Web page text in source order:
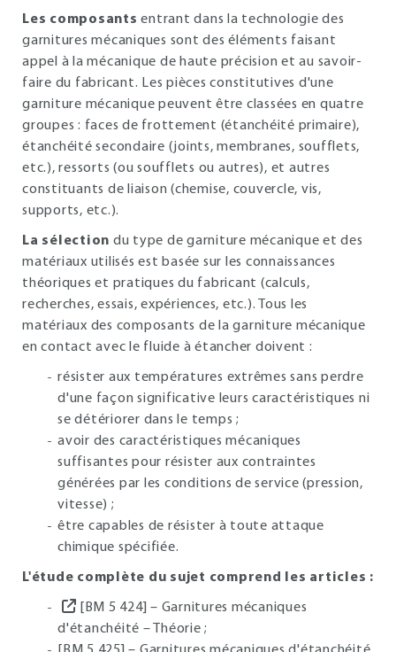
Les composants entrant dans la technologie des
garnitures mécaniques sont des éléments faisant
appel à la mécanique de haute précision et au savoir-
faire du fabricant. Les pièces constitutives d'une
garniture mécanique peuvent être classées en quatre
groupes : faces de frottement (étanchéité primaire),
étanchéité secondaire (joints, membranes, soufflets,
etc.), ressorts (ou soufflets ou autres), et autres
constituants de liaison (chemise, couvercle, vis,
supports, etc.).
La sélection du type de garniture mécanique et des
matériaux utilisés est basée sur les connaissances
théoriques et pratiques du fabricant (calculs,
recherches, essais, expériences, etc.). Tous les
matériaux des composants de la garniture mécanique
en contact avec le fluide à étancher doivent :
résister aux températures extrêmes sans perdre
d'une façon significative leurs caractéristiques ni
se détériorer dans le temps ;
avoir des caractéristiques mécaniques
suffisantes pour résister aux contraintes
générées par les conditions de service (pression,
vitesse) ;
être capables de résister à toute attaque
chimique spécifiée.
L'étude complète du sujet comprend les articles :
[BM 5 424] – Garnitures mécaniques
d'étanchéité – Théorie ;